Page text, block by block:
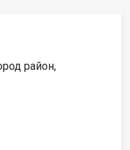
район,